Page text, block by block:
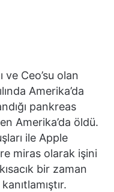
Ceo’su olan
Amerika’da
pankreas
Amerika’da öldü.
ile Apple
miras olarak işini
bir zaman